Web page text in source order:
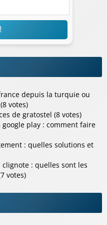
depuis la turquie ou
votes)
de gratostel (8 votes)
play : comment faire
: quelles solutions et
: quelles sont les
votes)